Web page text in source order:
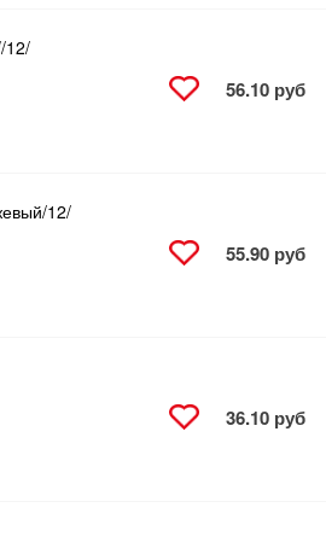
12/
56.10 руб
12/
55.90 руб
36.10 руб